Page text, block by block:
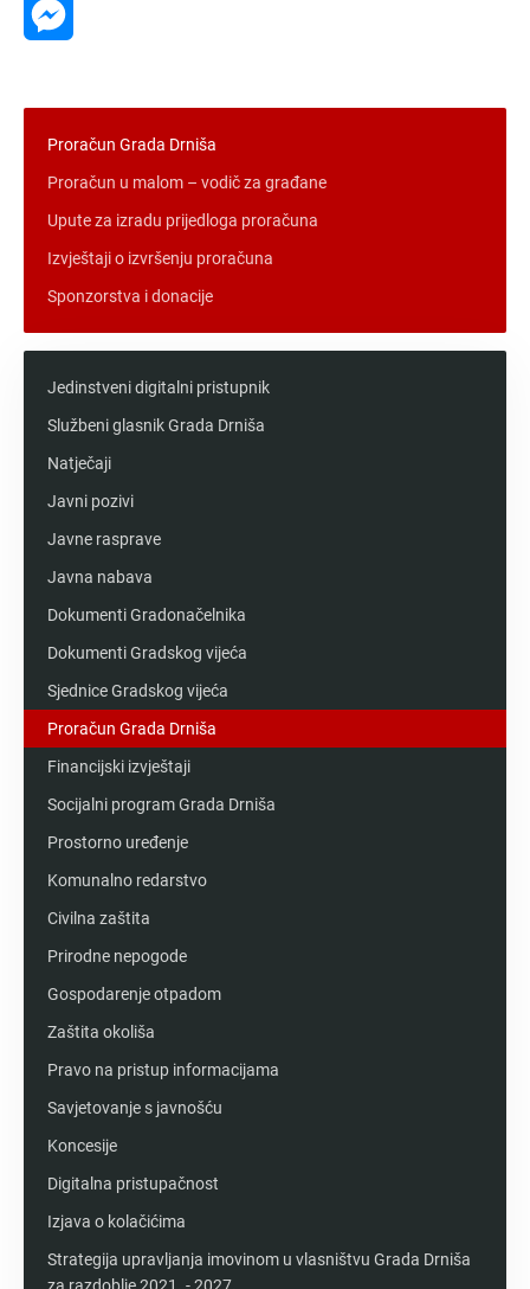
Proračun Grada Drniša
Proračun u malom – vodič za građane
Upute za izradu prijedloga proračuna
Izvještaji o izvršenju proračuna
Sponzorstva i donacije
Jedinstveni digitalni pristupnik
Službeni glasnik Grada Drniša
Natječaji
Javni pozivi
Javne rasprave
Javna nabava
Dokumenti Gradonačelnika
Dokumenti Gradskog vijeća
Sjednice Gradskog vijeća
Proračun Grada Drniša
Financijski izvještaji
Socijalni program Grada Drniša
Prostorno uređenje
Komunalno redarstvo
Civilna zaštita
Prirodne nepogode
Gospodarenje otpadom
Zaštita okoliša
Pravo na pristup informacijama
Savjetovanje s javnošću
Koncesije
Digitalna pristupačnost
Izjava o kolačićima
Strategija upravljanja imovinom u vlasništvu Grada Drniša